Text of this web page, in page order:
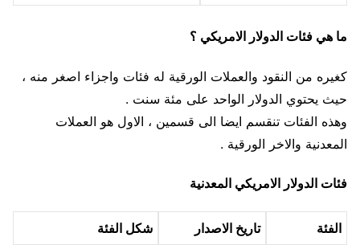
ما هي فئات الدولار الامريكي ؟
كغيره من النقود والعملات الورقية له فئات واجزاء اصغر منه ،
حيث يحتوي الدولار الواحد على مئة سنت .
وهذه الفئات تنقسم ايضا الى قسمين ، الاول هو العملات
المعدنية والاخر الورقية .
فئات الدولار الامريكي المعدنية
الفئة تاريخ الاصدار شكل الفئة